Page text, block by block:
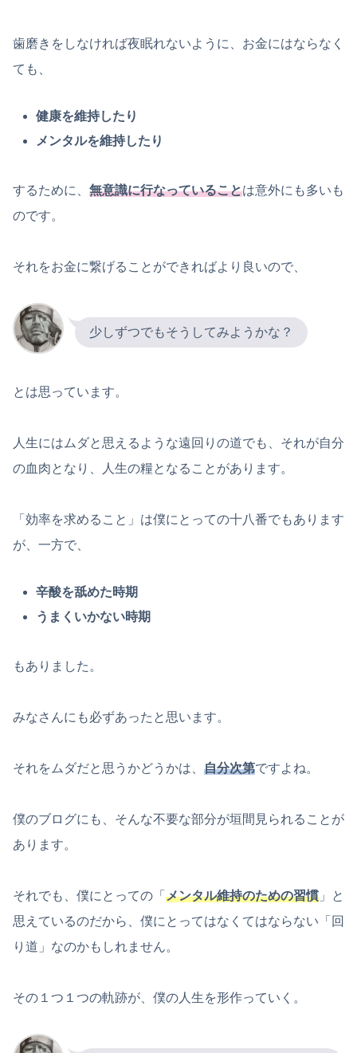
歯磨きをしなければ夜眠れないように、お金にはならなく
ても、
健康を維持したり
メンタルを維持したり
するために、 無意識に行なっていることは意外にも多いも
のです。
それをお金に繋げることができればより良いので、
少しずつでもそうしてみようかな？
とは思っています。
人生にはムダと思えるような遠回りの道でも、それが自分
の血肉となり、人生の糧となることがあります。
「効率を求めること」は僕にとっての十八番でもあります
が、一方で、
辛酸を舐めた時期
うまくいかない時期
もありました。
みなさんにも必ずあったと思います。
それをムダだと思うかどうかは、 自分次第ですよね。
僕のブログにも、そんな不要な部分が垣間見られることが
あります。
それでも、僕にとっての「 メンタル維持のための習慣 」と
思えているのだから、僕にとってはなくてはならない「回
り道」なのかもしれません。
その１つ１つの軌跡が、僕の人生を形作っていく。